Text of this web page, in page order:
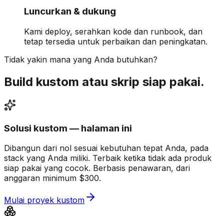
Luncurkan & dukung
Kami deploy, serahkan kode dan runbook, dan
tetap tersedia untuk perbaikan dan peningkatan.
Tidak yakin mana yang Anda butuhkan?
Build kustom atau skrip siap pakai.
Solusi kustom — halaman ini
Dibangun dari nol sesuai kebutuhan tepat Anda, pada
stack yang Anda miliki. Terbaik ketika tidak ada produk
siap pakai yang cocok. Berbasis penawaran, dari
anggaran minimum $300.
Mulai proyek kustom